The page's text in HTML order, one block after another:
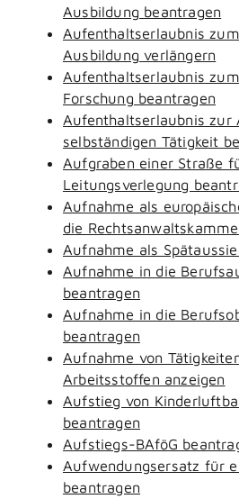
Ausbildung beantragen
Aufenthaltserlaubnis
Ausbildung verlängern
Aufenthaltserlaubnis
Forschung beantragen
Aufenthaltserlaubnis zur
selbständigen Tätigkeit
Aufgraben einer Straße
Leitungsverlegung
Aufnahme als
die
Aufnahme als
Aufnahme in die
beantragen
Aufnahme in die
beantragen
Aufnahme von
Arbeitsstoffen anzeigen
Aufstieg von
beantragen
Aufstiegs-BAföG
Aufwendungsersatz für
beantragen